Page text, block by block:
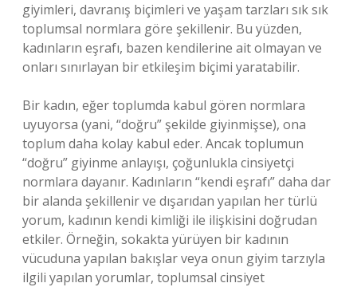
giyimleri, davranış biçimleri ve yaşam tarzları sık sık
toplumsal normlara göre şekillenir. Bu yüzden,
kadınların eşrafı, bazen kendilerine ait olmayan ve
onları sınırlayan bir etkileşim biçimi yaratabilir.
Bir kadın, eğer toplumda kabul gören normlara
uyuyorsa (yani, “doğru” şekilde giyinmişse), ona
toplum daha kolay kabul eder. Ancak toplumun
“doğru” giyinme anlayışı, çoğunlukla cinsiyetçi
normlara dayanır. Kadınların “kendi eşrafı” daha dar
bir alanda şekillenir ve dışarıdan yapılan her türlü
yorum, kadının kendi kimliği ile ilişkisini doğrudan
etkiler. Örneğin, sokakta yürüyen bir kadının
vücuduna yapılan bakışlar veya onun giyim tarzıyla
ilgili yapılan yorumlar, toplumsal cinsiyet